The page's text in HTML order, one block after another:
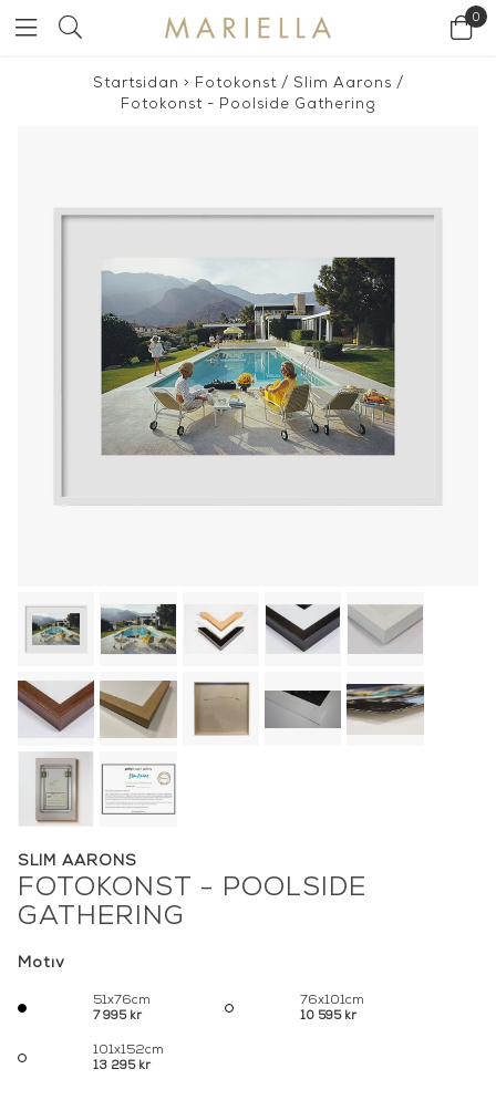
0
Startsidan > Fotokonst / Slim Aarons /
Fotokonst - Poolside Gathering
SLIM AARONS
FOTOKONST - POOLSIDE
GATHERING
Motiv
51x76cm
7 995 kr
76x101cm
10 595 kr
101x152cm
13 295 kr